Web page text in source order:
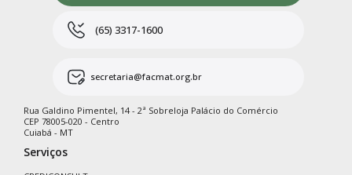
(65) 3317-1600
secretaria@facmat.org.br
Rua Galdino Pimentel, 14 - 2ª Sobreloja Palácio do Comércio
CEP 78005-020 - Centro
Cuiabá - MT
Serviços